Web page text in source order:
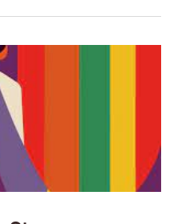
waarbij mensen zich
doel van LGBTQ+
is het creëren van